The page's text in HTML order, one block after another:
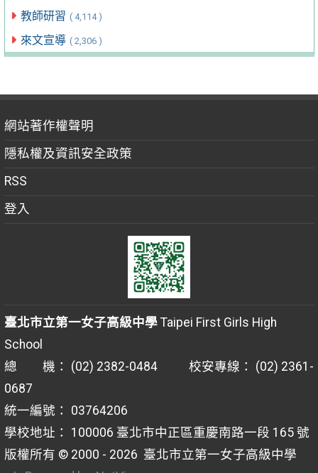
教師研習 ( 4,114 )
來文宣導 ( 2,306 )
網站著作權聲明
隱私權及資訊安全政策
RSS
登入
臺北市立第一女子高級中學Taipei First Girls High
School
總 機： (02) 2382-0484 校安專線： (02) 2361-
0687
統一編號： 03764206
學校地址： 100006 臺北市中正區重慶南路一段 165 號
版權所有 © 2000 - 2026 臺北市立第一女子高級中學